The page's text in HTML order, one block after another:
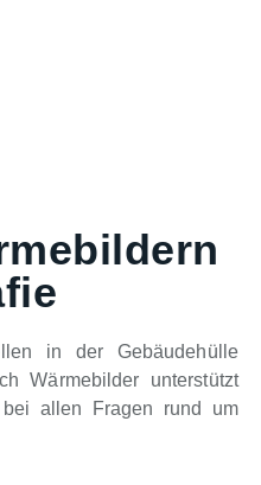
in der Gebäudehülle
Wärmebilder unterstützt
allen Fragen rund um